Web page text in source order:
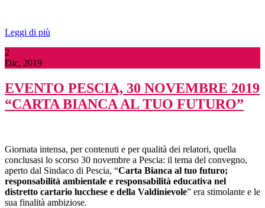
Leggi di più
2
Dic, 2019
EVENTO PESCIA, 30 NOVEMBRE 2019
“CARTA BIANCA AL TUO FUTURO”
Giornata intensa, per contenuti e per qualità dei relatori, quella
conclusasi lo scorso 30 novembre a Pescia: il tema del convegno,
aperto dal Sindaco di Pescia, “Carta Bianca al tuo futuro;
responsabilità ambientale e responsabilità educativa nel
distretto cartario lucchese e della Valdinievole” era stimolante e le
sua finalità ambiziose.